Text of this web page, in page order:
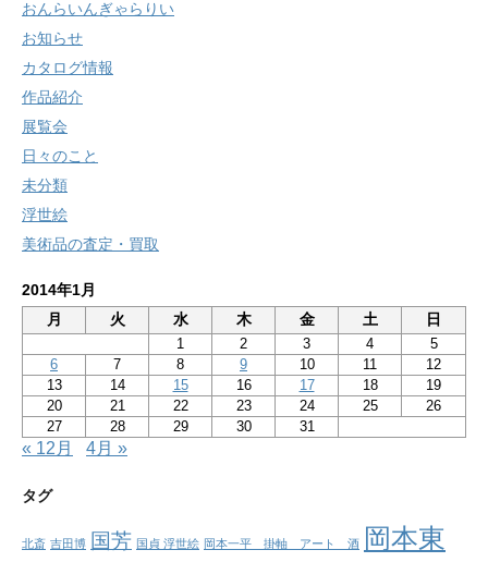
おんらいんぎゃらりい
お知らせ
カタログ情報
作品紹介
展覧会
日々のこと
未分類
浮世絵
美術品の査定・買取
2014年1月
月
火 水 木 金 土 日
1 2 3 4
5
6
7 8 9 10 11
12
13
14 15 16 17 18
19
20
21 22 23 24 25
26
27
28 29 30 31
« 12月 4月 »
タグ
北斎 吉田博 国芳 国貞 浮世絵 岡本一平 掛軸 アート 酒
岡本東